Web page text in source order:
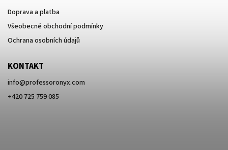
Doprava a platba
Všeobecné obchodní podmínky
Ochrana osobních údajů
KONTAKT
info@professoronyx.com
+420 725 759 085